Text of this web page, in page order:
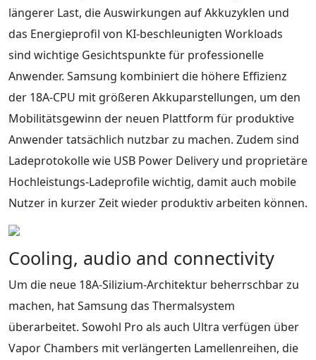
längerer Last, die Auswirkungen auf Akkuzyklen und
das Energieprofil von KI-beschleunigten Workloads
sind wichtige Gesichtspunkte für professionelle
Anwender. Samsung kombiniert die höhere Effizienz
der 18A-CPU mit größeren Akkuparstellungen, um den
Mobilitätsgewinn der neuen Plattform für produktive
Anwender tatsächlich nutzbar zu machen. Zudem sind
Ladeprotokolle wie USB Power Delivery und proprietäre
Hochleistungs-Ladeprofile wichtig, damit auch mobile
Nutzer in kurzer Zeit wieder produktiv arbeiten können.
Cooling, audio and connectivity
Um die neue 18A-Silizium-Architektur beherrschbar zu
machen, hat Samsung das Thermalsystem
überarbeitet. Sowohl Pro als auch Ultra verfügen über
Vapor Chambers mit verlängerten Lamellenreihen, die